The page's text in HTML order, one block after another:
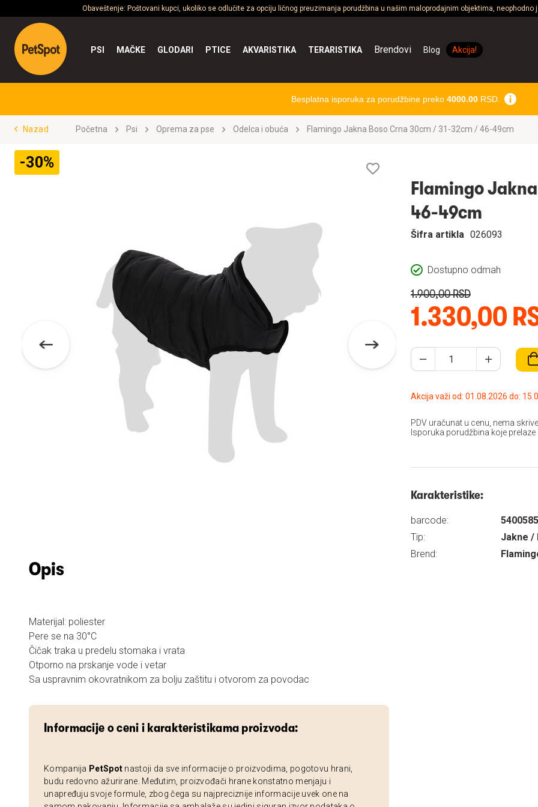
Obaveštenje: Poštovani kupci, ukoliko se odlučite za opciju ličnog preuzimanja porudžbina u našim maloprodajnim objektima,
PSI MAČKE GLODARI PTICE AKVARISTIKA TERARISTIKA Brendovi Blog Akcija!
Besplatna isporuka za porudžbine preko 4000.00RSD.
Nazad Početna Psi Oprema za pse Odelca i obuća Flamingo Jakna Boso Crna 30cm / 31-32cm / 46-49cm
-30%
Opis
Materijal: poliester
Pere se na 30°C
Čičak traka u predelu stomaka i vrata
Otporno na prskanje vode i vetar
Sa uspravnim okovratnikom za bolju zaštitu i otvorom za povodac
Informacije o ceni i karakteristikama proizvoda:
Kompanija PetSpot nastoji da sve informacije o proizvodima, pogotovu hrani,
budu redovno ažurirane. Međutim, proizvođači hrane konstatno menjaju i
unapređuju svoje formule, zbog čega su najpreciznije informacije uvek one na
želja
Flamingo
46-49cm
Dostupno odmah
Šifra artikla 026093
1.330,00
1.900,00 RSD
Akcija važi od:
PDV uračunat u cenu, nema
Isporuka porudžbina koje
Karakteristike:
barcode:
Tip:
Jakne /
Brend: